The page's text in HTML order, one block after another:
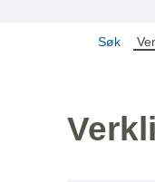
Søk